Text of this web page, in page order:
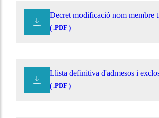
Decret modificació nom membre
( .PDF )
Llista definitiva d'admesos i
( .PDF )